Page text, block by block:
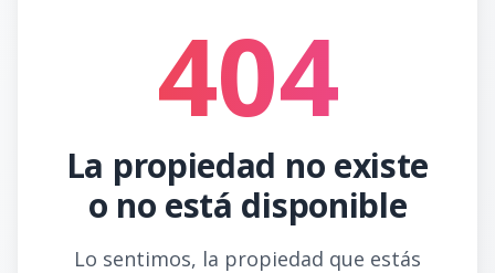
404
La propiedad no existe
o no está disponible
Lo sentimos, la propiedad que estás